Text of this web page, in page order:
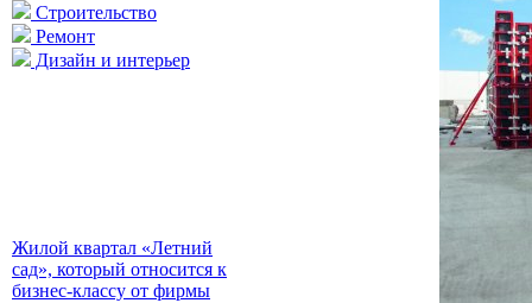
Строительство
Ремонт
Дизайн и интерьер
Жилой квартал «Летний
сад», который относится к
бизнес-классу от фирмы